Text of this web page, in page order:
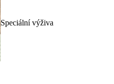
Speciální výživa